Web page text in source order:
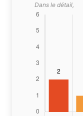
Dans le détail,